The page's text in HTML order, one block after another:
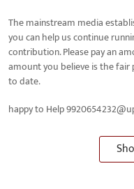
The mainstream media
you can help us continue
contribution. Please pay an
amount you believe is the
to date.
happy to Help